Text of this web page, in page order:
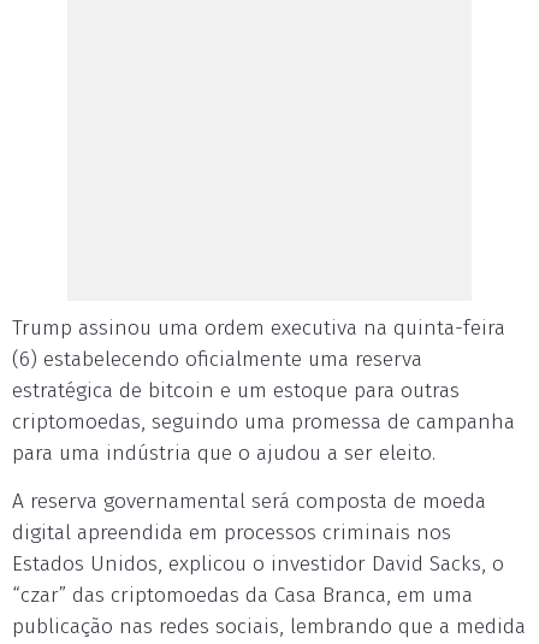
Trump assinou uma ordem executiva na quinta-feira
(6) estabelecendo oficialmente uma reserva
estratégica de bitcoin e um estoque para outras
criptomoedas, seguindo uma promessa de campanha
para uma indústria que o ajudou a ser eleito.
A reserva governamental será composta de moeda
digital apreendida em processos criminais nos
Estados Unidos, explicou o investidor David Sacks, o
“czar” das criptomoedas da Casa Branca, em uma
publicação nas redes sociais, lembrando que a medida